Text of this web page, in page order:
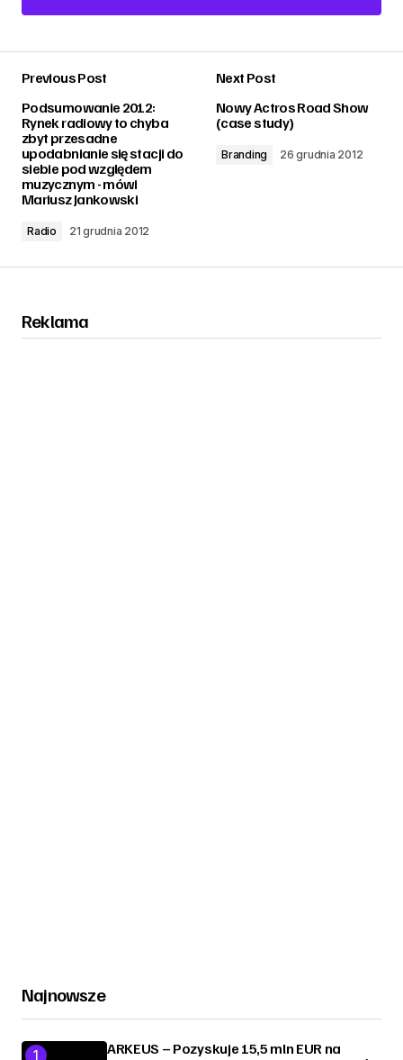
Add a comment
Previous Post
Podsumowanie 2012:
Rynek radiowy to chyba
zbyt przesadne
upodabnianie się stacji do
siebie pod względem
muzycznym - mówi
Mariusz Jankowski
Radio 21 grudnia 2012
Next Post
Nowy Actros Road Show
(case study)
Branding 26 grudnia 2012
Reklama
Najnowsze
ARKEUS – Pozyskuje 15,5 mln EUR na